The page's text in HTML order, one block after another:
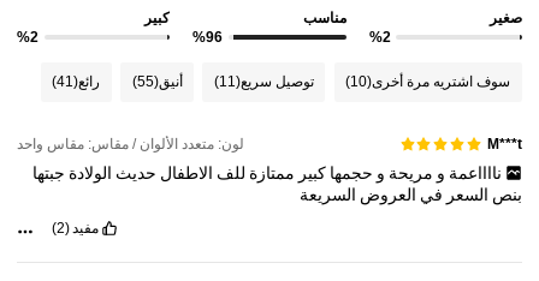
4.94 1.7M متابعون
4.94 1.7M متابعون
صغير
%2
مناسب
%96
كبير
%2
سوف اشتريه مرة أخرى(10) توصيل سريع(11) أنيق(55) رائع(41)
M***t لون: متعدد الألوان / مقاس: مقاس واحد
نااااعمة و مريحة و حجمها كبير ممتازة للف الاطفال حديث الولادة جبتها
بنص السعر في العروض السريعة
مفيد(2)